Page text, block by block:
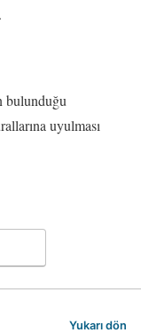
bulunduğu
uyulması
Yukarı dön